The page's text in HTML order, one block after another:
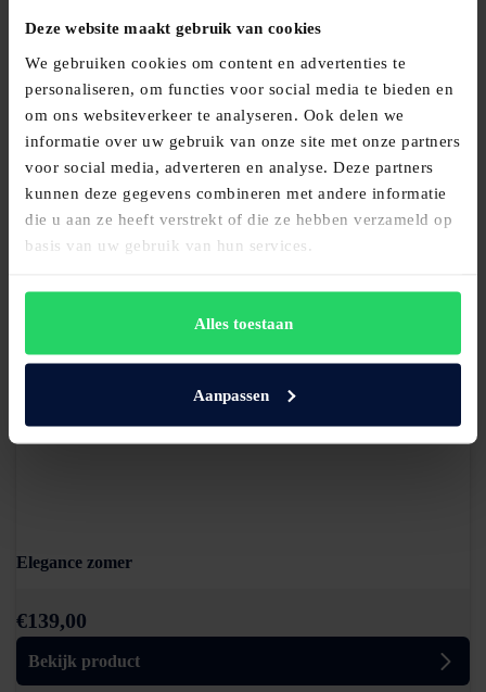
Deze website maakt gebruik van cookies
We gebruiken cookies om content en advertenties te
personaliseren, om functies voor social media te bieden en
om ons websiteverkeer te analyseren. Ook delen we
informatie over uw gebruik van onze site met onze partners
voor social media, adverteren en analyse. Deze partners
kunnen deze gegevens combineren met andere informatie
die u aan ze heeft verstrekt of die ze hebben verzameld op
basis van uw gebruik van hun services.
Alles toestaan
Aanpassen
Elegance Winter
€
Elegance zomer
€139,00
Bekijk product